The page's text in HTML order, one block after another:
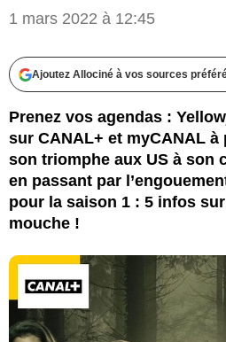
1 mars 2022 à 12:45
Ajoutez Allociné à vos sources
Prenez vos agendas :
sur CANAL+ et myCANAL à
son triomphe aux US à son
en passant par
pour la saison 1 : 5 infos
mouche !